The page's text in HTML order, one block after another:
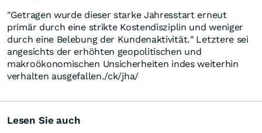
"Getragen wurde dieser starke Jahresstart erneut
primär durch eine strikte Kostendisziplin und weniger
durch eine Belebung der Kundenaktivität." Letztere sei
angesichts der erhöhten geopolitischen und
makroökonomischen Unsicherheiten indes weiterhin
verhalten ausgefallen./ck/jha/
Lesen Sie auch